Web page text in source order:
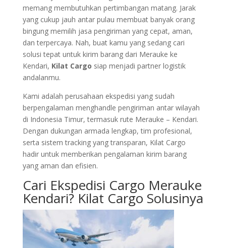
memang membutuhkan pertimbangan matang. Jarak
yang cukup jauh antar pulau membuat banyak orang
bingung memilih jasa pengiriman yang cepat, aman,
dan terpercaya. Nah, buat kamu yang sedang cari
solusi tepat untuk kirim barang dari Merauke ke
Kendari, Kilat Cargo siap menjadi partner logistik
andalanmu.
Kami adalah perusahaan ekspedisi yang sudah
berpengalaman menghandle pengiriman antar wilayah
di Indonesia Timur, termasuk rute Merauke – Kendari.
Dengan dukungan armada lengkap, tim profesional,
serta sistem tracking yang transparan, Kilat Cargo
hadir untuk memberikan pengalaman kirim barang
yang aman dan efisien.
Cari Ekspedisi Cargo Merauke
Kendari? Kilat Cargo Solusinya